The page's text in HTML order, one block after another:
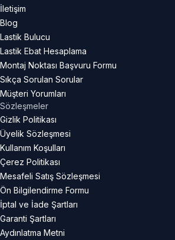
İletişim
Blog
Lastik Bulucu
Lastik Ebat Hesaplama
Montaj Noktası Başvuru Formu
Sıkça Sorulan Sorular
Müşteri Yorumları
Sözleşmeler
Gizlik Politikası
Üyelik Sözleşmesi
Kullanım Koşulları
Çerez Politikası
Mesafeli Satış Sözleşmesi
Ön Bilgilendirme Formu
İptal ve İade Şartları
Garanti Şartları
Aydınlatma Metni